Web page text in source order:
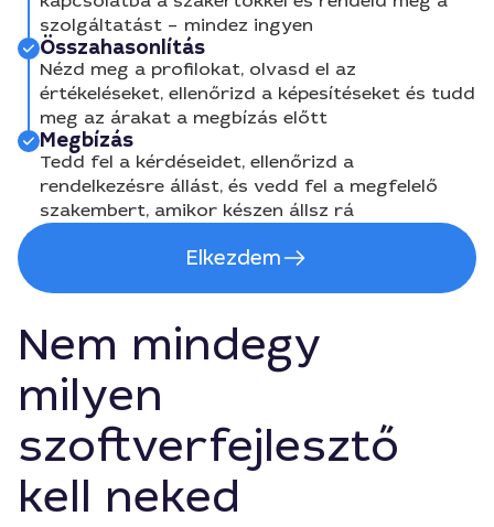
szolgáltatást – mindez ingyen
Összahasonlítás
Nézd meg a profilokat, olvasd el az
értékeléseket, ellenőrizd a képesítéseket és tudd
meg az árakat a megbízás előtt
Megbízás
Tedd fel a kérdéseidet, ellenőrizd a
rendelkezésre állást, és vedd fel a megfelelő
szakembert, amikor készen állsz rá
Elkezdem
Nem mindegy
milyen
szoftverfejlesztő
kell neked